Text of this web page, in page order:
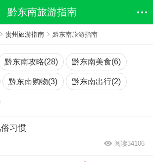
黔东南旅游指南
贵州旅游指南 黔东南旅游指南
黔东南攻略(28) 黔东南美食(6)
黔东南购物(3) 黔东南出行(2)
习惯
阅读34106